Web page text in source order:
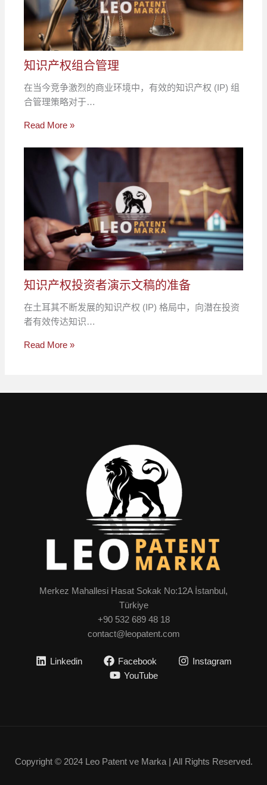
知识产权组合管理
在当今竞争激烈的商业环境中，有效的知识产权 (IP) 组
合管理策略对于…
Read More »
知识产权投资者演示文稿的准备
在土耳其不断发展的知识产权 (IP) 格局中，向潜在投资
者有效传达知识…
Read More »
Merkez Mahallesi Hasat Sokak No:12A İstanbul,
Türkiye
+90 532 689 48 18
contact@leopatent.com
Linkedin Facebook
Instagram
YouTube
Copyright © 2024 Leo Patent ve Marka | All Rights Reserved.